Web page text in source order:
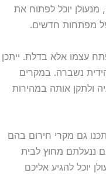
מנעולן יוכל לפתוח את
מפתחות חדשים.
עצמו אלא בדלת. ייתכן
נשברה. במקרים
ולתקן אותה במהירות
גם מקרי חירום בהם
ננעלתם מחוץ לבית
יוכל להגיע אליכם